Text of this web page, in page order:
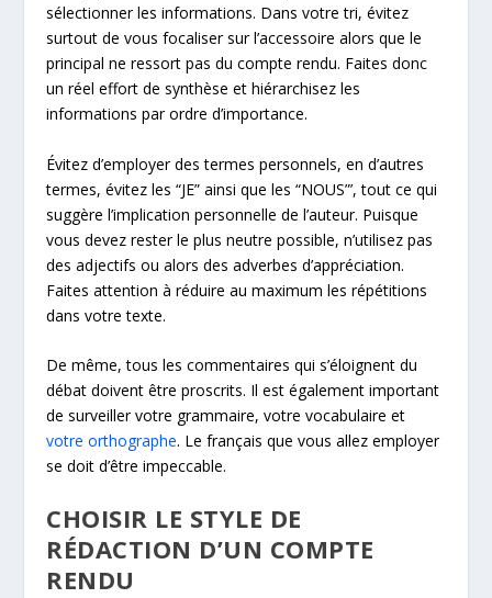
sélectionner les informations. Dans votre tri, évitez
surtout de vous focaliser sur l’accessoire alors que le
principal ne ressort pas du compte rendu. Faites donc
un réel effort de synthèse et hiérarchisez les
informations par ordre d’importance.
Évitez d’employer des termes personnels, en d’autres
termes, évitez les “JE” ainsi que les “NOUS”’, tout ce qui
suggère l’implication personnelle de l’auteur. Puisque
vous devez rester le plus neutre possible, n’utilisez pas
des adjectifs ou alors des adverbes d’appréciation.
Faites attention à réduire au maximum les répétitions
dans votre texte.
De même, tous les commentaires qui s’éloignent du
débat doivent être proscrits. Il est également important
de surveiller votre grammaire, votre vocabulaire et
votre orthographe. Le français que vous allez employer
se doit d’être impeccable.
CHOISIR LE STYLE DE
RÉDACTION D’UN COMPTE
RENDU